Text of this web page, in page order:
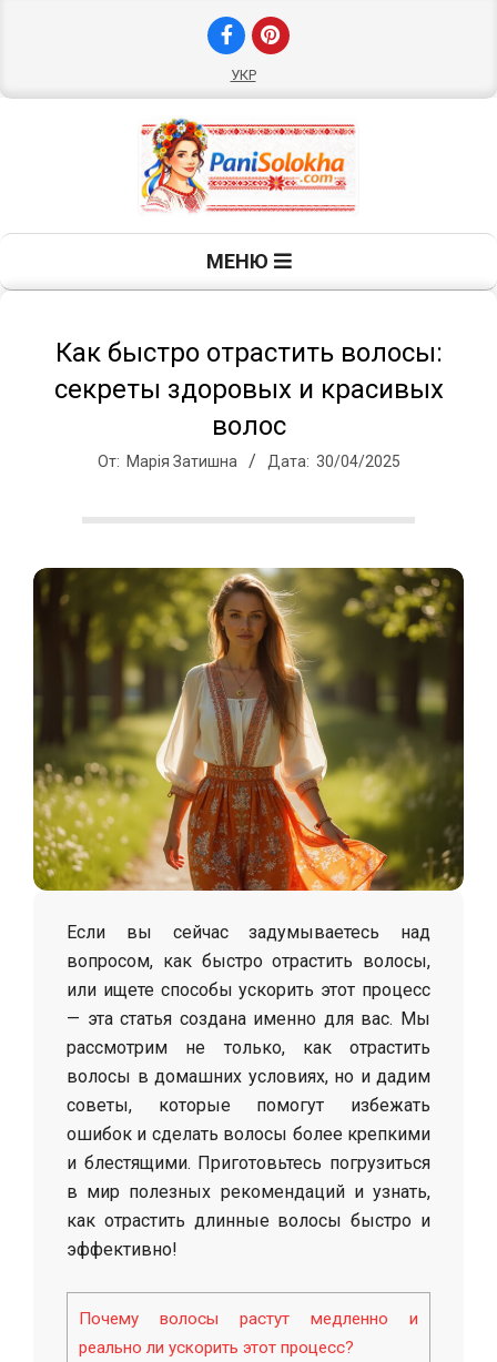
УКР
П
а
н
о
л
о
х
а
МЕНЮ
Как быстро отрастить волосы:
секреты здоровых и красивых
волос
От: Марія Затишна Дата: 30/04/2025
Если вы сейчас задумываетесь над
вопросом, как быстро отрастить волосы,
или ищете способы ускорить этот процесс
— эта статья создана именно для вас. Мы
рассмотрим не только, как отрастить
волосы в домашних условиях, но и дадим
советы, которые помогут избежать
ошибок и сделать волосы более крепкими
и блестящими. Приготовьтесь погрузиться
в мир полезных рекомендаций и узнать,
как отрастить длинные волосы быстро и
эффективно!
Почему волосы растут медленно и
реально ли ускорить этот процесс?